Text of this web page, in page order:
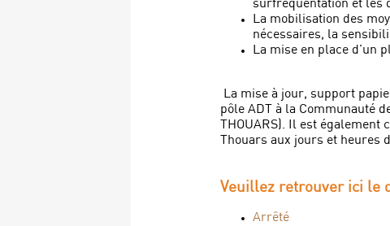
surfréquentation et les
La mobilisation des
nécessaires, la
La mise en place d’un
La mise à jour, support
pôle ADT à la Communauté
THOUARS). Il est
Thouars aux jours et heures
Veuillez retrouver ici le
Arrêté